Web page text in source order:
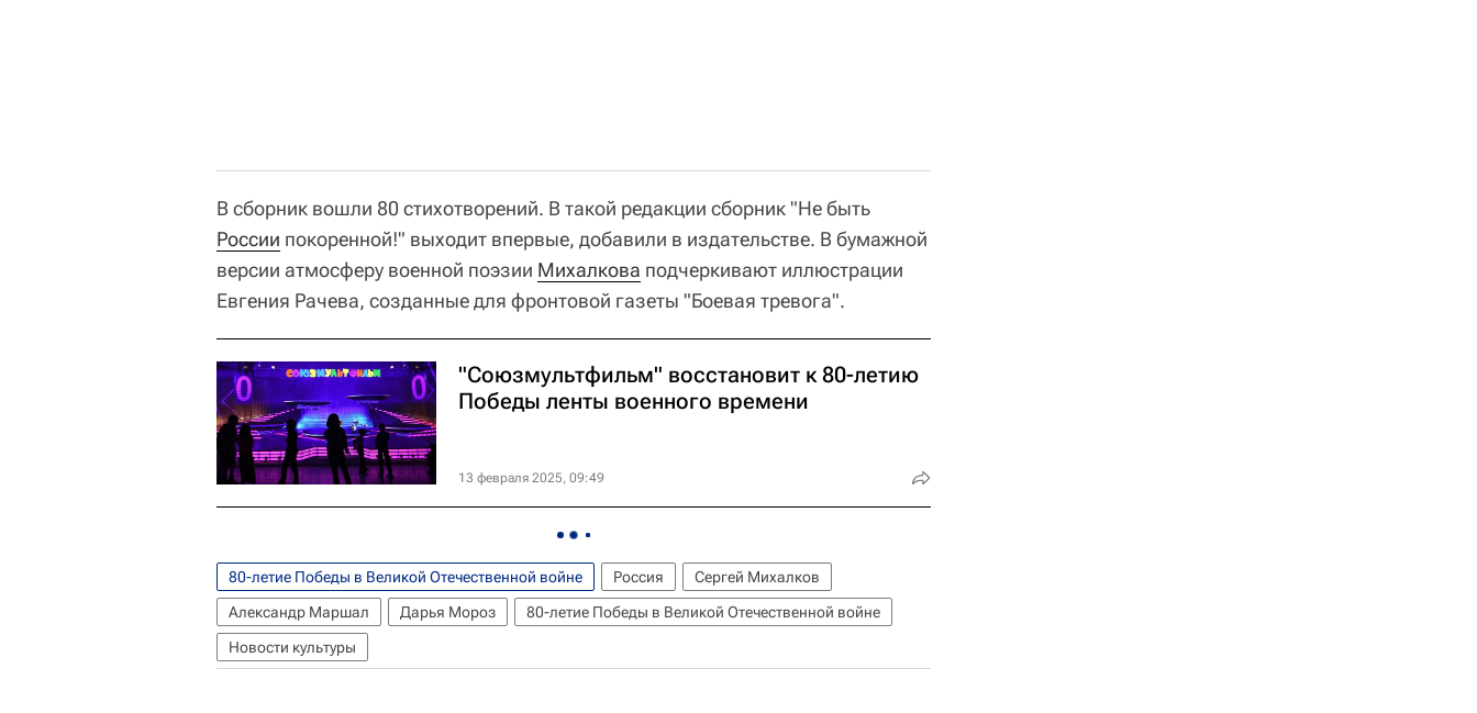
В сборник вошли 80 стихотворений. В такой редакции сборник "Не быть
России покоренной!" выходит впервые, добавили в издательстве. В бумажной
версии атмосферу военной поэзии Михалкова подчеркивают иллюстрации
Евгения Рачева, созданные для фронтовой газеты "Боевая тревога".
"Союзмультфильм" восстановит к 80-летию
Победы ленты военного времени
13 февраля 2025, 09:49
80-летие Победы в Великой Отечественной войне Россия
Сергей Михалков
Александр Маршал
Дарья Мороз
80-летие Победы в Великой Отечественной войне
Новости культуры